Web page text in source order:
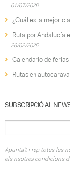
01/07/2026
¿Cuál es la mejor
Ruta por Andalucía
26/02/2025
Calendario de
Rutas en
SUBSCRIPCIÓ AL
Apunta't i rep totes les
els nsotres condicions